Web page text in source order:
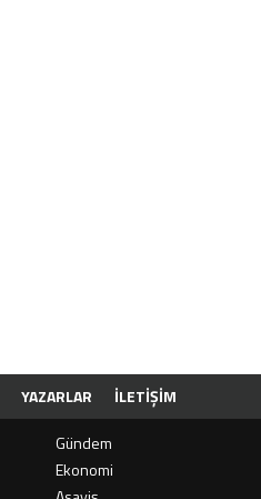
YAZARLAR
İLETIŞIM
Gündem
Ekonomi